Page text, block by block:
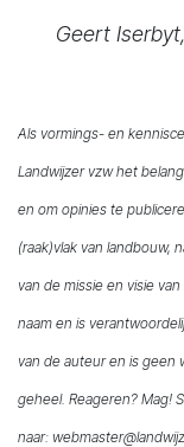
Geert
Als vormings- en
Landwijzer vzw het
en om opinies te
(raak)vlak van landbouw,
van de missie en visie
naam en is
van de auteur en is geen
geheel. Reageren? Mag!
naar: